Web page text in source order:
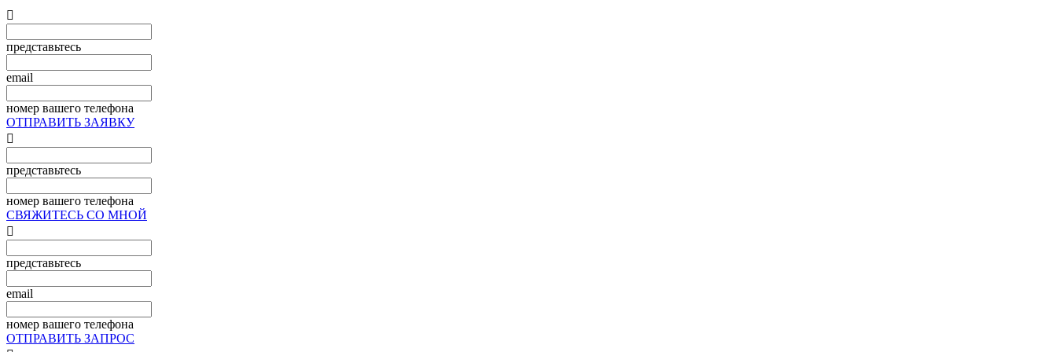

представьтесь
email
номер вашего телефона
ОТПРАВИТЬ ЗАЯВКУ

представьтесь
номер вашего телефона
СВЯЖИТЕСЬ СО МНОЙ

представьтесь
email
номер вашего телефона
ОТПРАВИТЬ ЗАПРОС